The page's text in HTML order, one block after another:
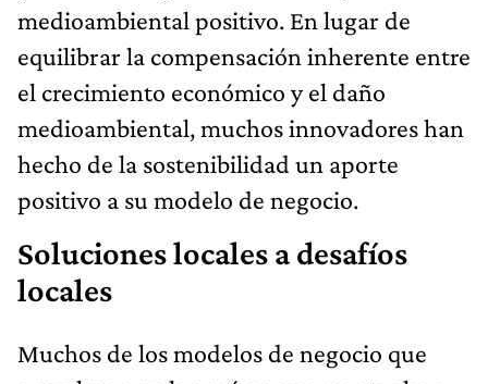
medioambiental positivo. En lugar de
equilibrar la compensación inherente entre
el crecimiento económico y el daño
medioambiental, muchos innovadores han
hecho de la sostenibilidad un aporte
positivo a su modelo de negocio.
Soluciones locales a desafíos
locales
Muchos de los modelos de negocio que